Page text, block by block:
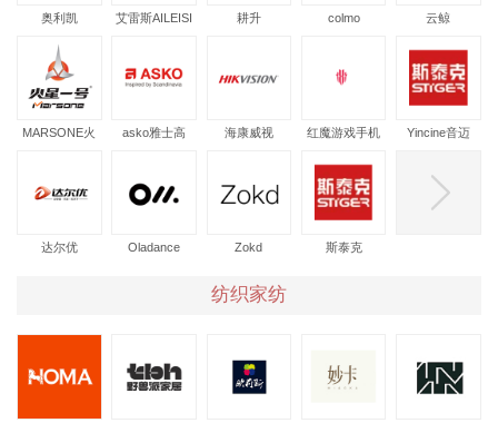
奥利凯 艾雷斯AILEISI 耕升 colmo 云鲸
MARSONE火
asko雅士高 海康威视 红魔游戏手机 Yincine音迈
达尔优 Oladance Zokd 斯泰克
纺织家纺